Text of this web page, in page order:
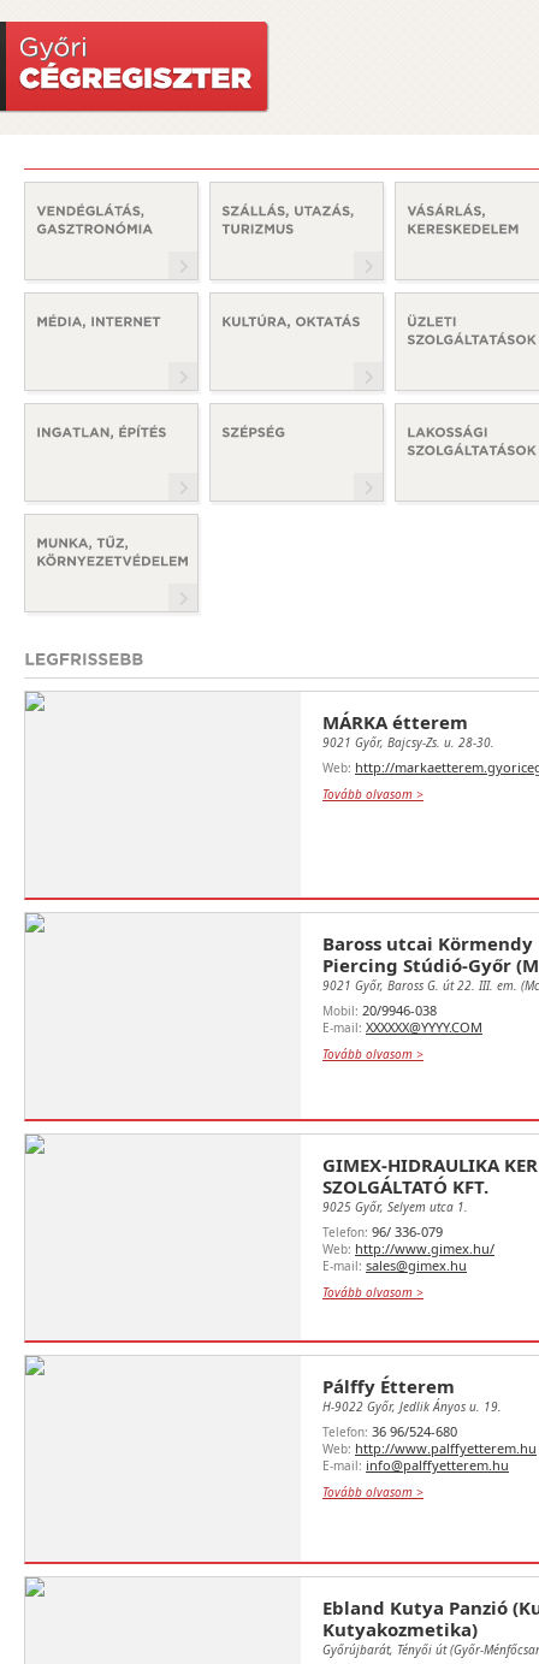
MÁRKA étterem
9021 Győr, Bajcsy-Zs. u. 28-30.
Web: http://
Tovább olvasom >
Baross utcai
Piercing Stúdió-Győr
9021 Győr, Baross G. út 22. III. em.
Mobil: 20/9946-038
E-mail: XXXXXX@YYYY.COM
Tovább olvasom >
GIMEX-HIDRAULIKA
SZOLGÁLTATÓ KFT.
9025 Győr, Selyem utca 1.
Telefon: 96/ 336-079
Web: http://www.gimex.hu/
E-mail: sales@gimex.hu
Tovább olvasom >
Pálffy Étterem
H-9022 Győr, Jedlik Ányos u. 19.
Telefon: 36 96/524-680
Web: http://www.palffyetterem.hu
E-mail: info@palffyetterem.hu
Tovább olvasom >
Ebland Kutya Panzió
Kutyakozmetika)
Győrújbarát, Tényői út (Győr-